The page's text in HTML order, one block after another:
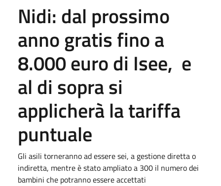
Nidi: dal prossimo
anno gratis fino a
8.000 euro di Isee, e
al di sopra si
applicherà la tariffa
puntuale
Gli asili torneranno ad essere sei, a gestione diretta o
indiretta, mentre è stato ampliato a 300 il numero dei
bambini che potranno essere accettati